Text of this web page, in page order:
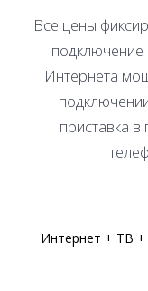
Все цены
подключение
Интернета
приставка
Интернет + ТВ